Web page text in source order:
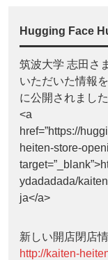
Hugging Face
筑波大学 志田さ
いただいた情報
に公開されました
<a
href=”https://
heiten-store-
ydadadada/
ja</a>
新しい開店閉店
http://kaiten-